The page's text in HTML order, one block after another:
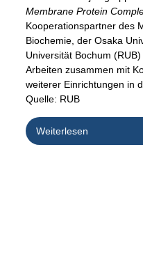
Membrane Protein
Kooperationspartner des
Biochemie, der Osaka
Universität Bochum
Arbeiten zusammen mit
weiterer Einrichtungen in
Quelle: RUB
Weiterlesen